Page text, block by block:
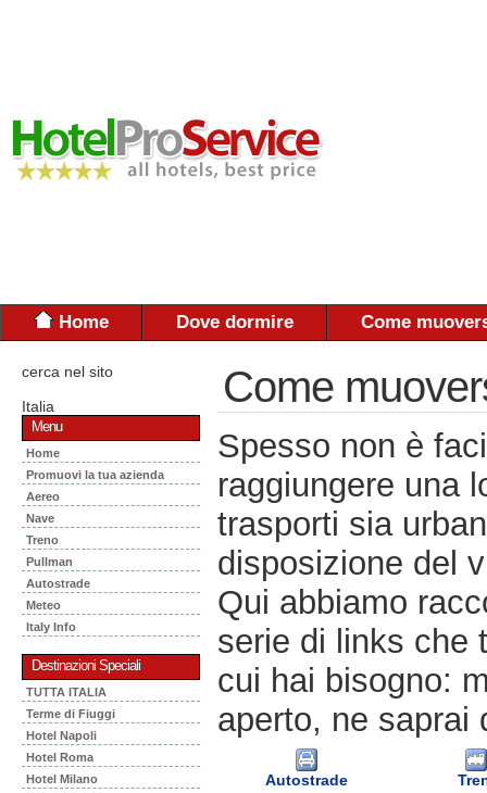
Home Dove dormire Come
cerca nel sito
Italia
Menu
Home
Promuovi la tua azienda
Aereo
Nave
Treno
Pullman
Autostrade
Meteo
Italy Info
Destinazioni Speciali
TUTTA ITALIA
Terme di Fiuggi
Hotel Napoli
Hotel Roma
Hotel Milano
Come
Spesso non è
raggiungere una
trasporti sia
disposizione del
Qui abbiamo
serie di links che
cui hai bisogno:
aperto, ne saprai
Autostrade